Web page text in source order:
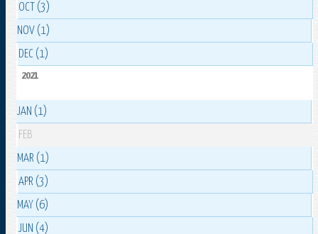
OCT (3)
NOV (1)
DEC (1)
2021
JAN (1)
FEB
MAR (1)
APR (3)
MAY (6)
JUN (4)